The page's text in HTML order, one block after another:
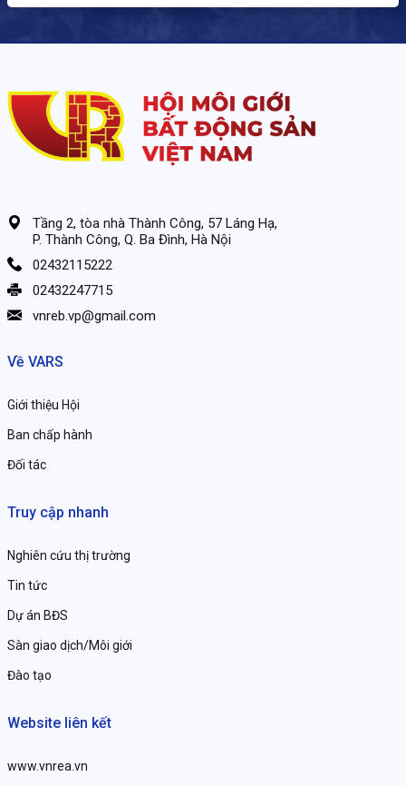
Tầng 2, tòa nhà Thành Công, 57 Láng Hạ,
P. Thành Công, Q. Ba Đình, Hà Nội
02432115222
02432247715
vnreb.vp@gmail.com
Về VARS
Giới thiệu Hội
Ban chấp hành
Đối tác
Truy cập nhanh
Nghiên cứu thị trường
Tin tức
Dự án BĐS
Sàn giao dịch/Môi giới
Đào tạo
Website liên kết
www.vnrea.vn